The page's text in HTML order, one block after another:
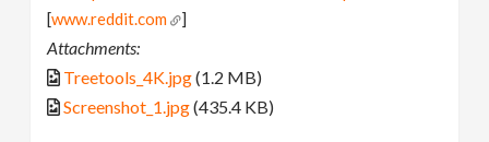
[www.reddit.com ]
Attachments:
Treetools_4K.jpg(1.2 MB)
Screenshot_1.jpg(435.4 KB)